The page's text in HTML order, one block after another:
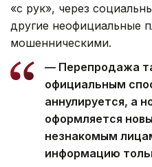
«с рук», через
другие неофициальные
мошенническими.
— Перепродажа
официальным
аннулируется, а
оформляется
незнакомым
информацию